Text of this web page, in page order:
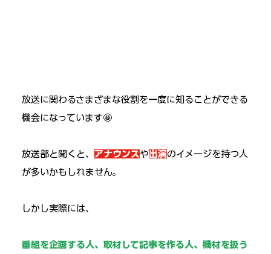
放送に関わるさまざまな役割を一度に知ることができる
機会になっています🤩
放送部と聞くと、 アナウンスや出演のイメージを持つ人
が多いかもしれません。
しかし実際には、
番組を企画する人、取材して記事を作る人、機材を扱う